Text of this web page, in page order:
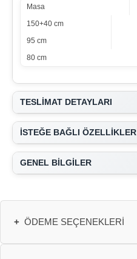
Masa
150+40 cm
95 cm
80 cm
TESLİMAT DETAYLARI
İSTEĞE BAĞLI ÖZELLİKLER
GENEL BİLGİLER
+ ÖDEME SEÇENEKLERI